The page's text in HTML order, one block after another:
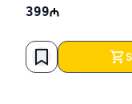
LED
ASUS Aura
Fusion və
399